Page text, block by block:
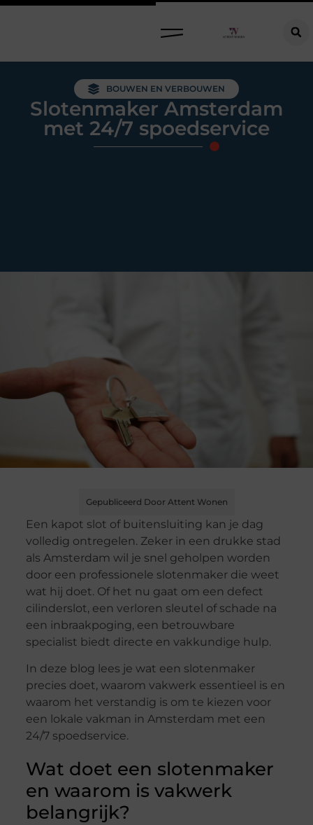
BOUWEN EN VERBOUWEN
Slotenmaker Amsterdam
met 24/7 spoedservice
Gepubliceerd Door Attent Wonen
Een kapot slot of buitensluiting kan je dag
volledig ontregelen. Zeker in een drukke stad
als Amsterdam wil je snel geholpen worden
door een professionele slotenmaker die weet
wat hij doet. Of het nu gaat om een defect
cilinderslot, een verloren sleutel of schade na
een inbraakpoging, een betrouwbare
specialist biedt directe en vakkundige hulp.
In deze blog lees je wat een slotenmaker
precies doet, waarom vakwerk essentieel is en
waarom het verstandig is om te kiezen voor
een lokale vakman in Amsterdam met een
24/7 spoedservice.
Wat doet een slotenmaker
en waarom is vakwerk
belangrijk?